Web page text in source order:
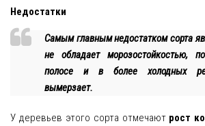
Недостатки
Самым главным недостатком сорта
не обладает морозостойкостью,
полосе и в более холодных
вымерзает.
У деревьев этого сорта отмечают рост